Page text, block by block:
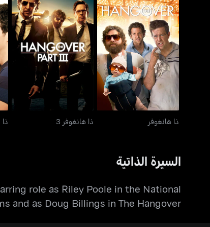
ذا هانغوفر
ذا هانغوفر
ذا هانغوفر 3
ذا هانغوفر 3 ذا
السيرة الذاتية
role as Riley Poole in the National
and as Doug Billings in The Hangover.